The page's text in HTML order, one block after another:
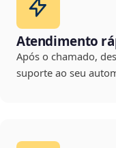
Atendimento
Após o chamado,
suporte ao seu